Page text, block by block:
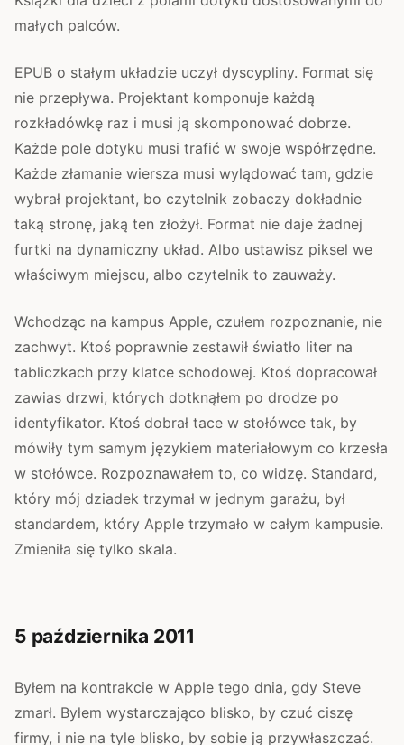
małych palców.
EPUB o stałym układzie uczył dyscypliny. Format się
nie przepływa. Projektant komponuje każdą
rozkładówkę raz i musi ją skomponować dobrze.
Każde pole dotyku musi trafić w swoje współrzędne.
Każde złamanie wiersza musi wylądować tam, gdzie
wybrał projektant, bo czytelnik zobaczy dokładnie
taką stronę, jaką ten złożył. Format nie daje żadnej
furtki na dynamiczny układ. Albo ustawisz piksel we
właściwym miejscu, albo czytelnik to zauważy.
Wchodząc na kampus Apple, czułem rozpoznanie, nie
zachwyt. Ktoś poprawnie zestawił światło liter na
tabliczkach przy klatce schodowej. Ktoś dopracował
zawias drzwi, których dotknąłem po drodze po
identyfikator. Ktoś dobrał tace w stołówce tak, by
mówiły tym samym językiem materiałowym co krzesła
w stołówce. Rozpoznawałem to, co widzę. Standard,
który mój dziadek trzymał w jednym garażu, był
standardem, który Apple trzymało w całym kampusie.
Zmieniła się tylko skala.
5 października 2011
Byłem na kontrakcie w Apple tego dnia, gdy Steve
zmarł. Byłem wystarczająco blisko, by czuć ciszę
firmy, i nie na tyle blisko, by sobie ją przywłaszczać.